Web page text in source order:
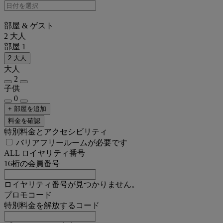
部屋 & ゲスト
2 大人
部屋 1
2 大人
大人
2
子供
0
+ 部屋を追加
料金を確認
特別料金とアクセシビリティ
バリアフリールームが必要です
ALL ロイヤリティ番号
16桁の会員番号
ロイヤリティ番号が見つかりません。
プロモコード
特別料金を解放するコード